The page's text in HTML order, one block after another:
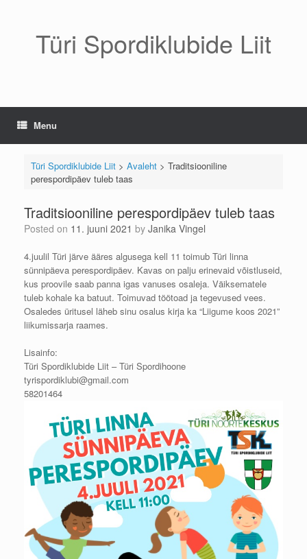
Türi Spordiklubide Liit
Menu
Türi Spordiklubide Liit> Avaleht> Traditsiooniline
perespordipäev tuleb taas
Traditsiooniline perespordipäev tuleb taas
Posted on 11. juuni 2021 by Janika Vingel
4.juulil Türi järve ääres algusega kell 11 toimub Türi linna
sünnipäeva perespordipäev. Kavas on palju erinevaid võistluseid,
kus proovile saab panna igas vanuses osaleja. Väiksematele
tuleb kohale ka batuut. Toimuvad töötoad ja tegevused vees.
Osaledes üritusel läheb sinu osalus kirja ka “Liigume koos 2021”
liikumissarja raames.
Lisainfo:
Türi Spordiklubide Liit – Türi Spordihoone
tyrispordiklubi@gmail.com
58201464